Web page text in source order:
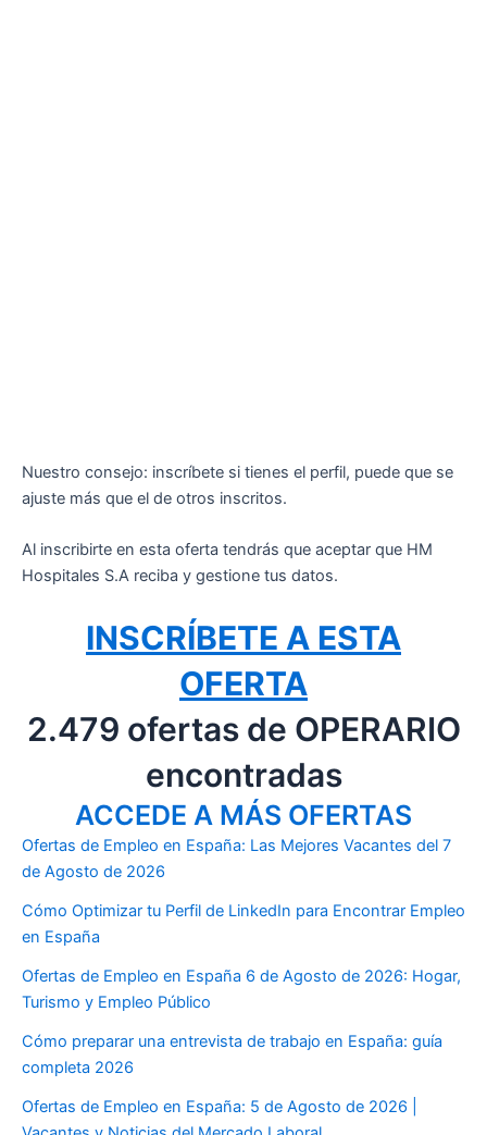
Nuestro consejo: inscríbete si tienes el perfil, puede que se
ajuste más que el de otros inscritos.
Al inscribirte en esta oferta tendrás que aceptar que HM
Hospitales S.A reciba y gestione tus datos.
INSCRÍBETE A ESTA
OFERTA
2.479 ofertas de OPERARIO
encontradas
ACCEDE A MÁS OFERTAS
Ofertas de Empleo en España: Las Mejores Vacantes del 7
de Agosto de 2026
Cómo Optimizar tu Perfil de LinkedIn para Encontrar Empleo
en España
Ofertas de Empleo en España 6 de Agosto de 2026: Hogar,
Turismo y Empleo Público
Cómo preparar una entrevista de trabajo en España: guía
completa 2026
Ofertas de Empleo en España: 5 de Agosto de 2026 |